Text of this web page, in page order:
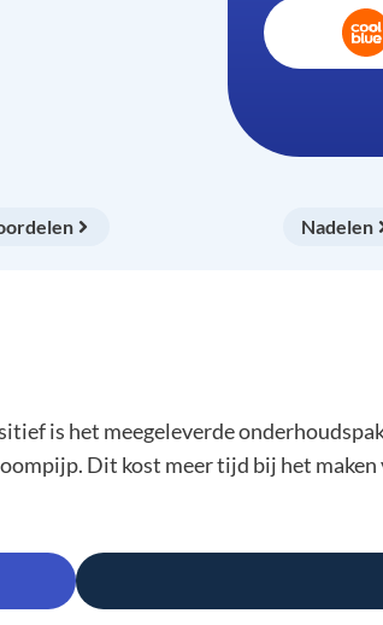
Nadelen
is het meegeleverde
Dit kost meer tijd bij het maken